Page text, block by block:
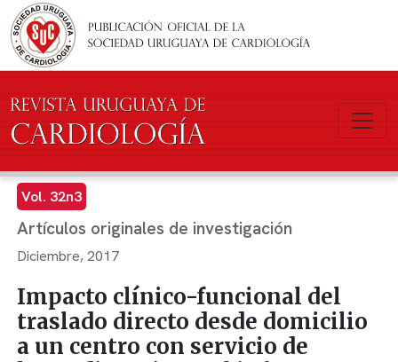
Pasar al contenido principal
Vol. 32n3
Artículos originales de investigación
Diciembre, 2017
Impacto clínico-funcional del
traslado directo desde domicilio
a un centro con servicio de